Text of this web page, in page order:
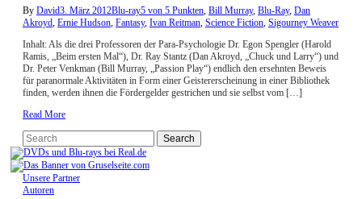
By David3. März 2012Blu-ray5 von 5 Punkten, Bill Murray, Blu-Ray, Dan
Akroyd, Ernie Hudson, Fantasy, Ivan Reitman, Science Fiction, Sigourney Weaver
Inhalt: Als die drei Professoren der Para-Psychologie Dr. Egon Spengler (Harold
Ramis, „Beim ersten Mal“), Dr. Ray Stantz (Dan Akroyd, „Chuck und Larry“) und
Dr. Peter Venkman (Bill Murray, „Passion Play“) endlich den ersehnten Beweis
für paranormale Aktivitäten in Form einer Geistererscheinung in einer Bibliothek
finden, werden ihnen die Fördergelder gestrichen und sie selbst vom […]
Read More
Unsere Partner
Autoren